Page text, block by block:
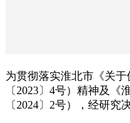
为贯彻落实淮北市《关
〔2023〕4号）精神及
〔2024〕2号），经研